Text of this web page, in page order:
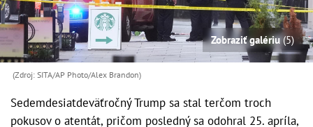
Zobraziť galériu(5)
(Zdroj: SITA/AP Photo/Alex Brandon)
Sedemdesiatdeväťročný Trump sa stal terčom troch
pokusov o atentát, pričom posledný sa odohral 25. apríla,